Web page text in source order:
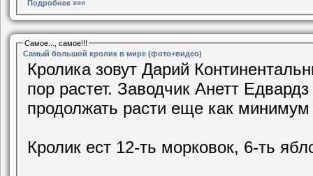
Подробнее »»»
Самое..., самое!!!
Самый большой кролик в мире (фото+видео)
Кролика зовут Дарий
пор растет. Заводчик Анетт
продолжать расти еще как
Кролик ест 12-ть морковок, 6-ть